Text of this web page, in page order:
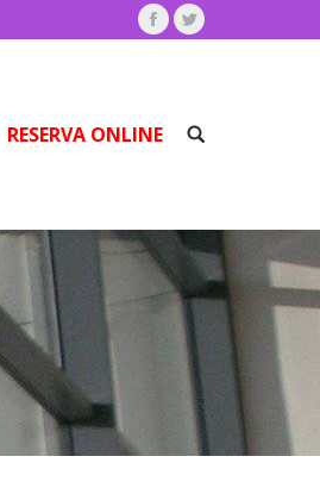
Facebook
Twitter
RESERVA ONLINE Buscar: